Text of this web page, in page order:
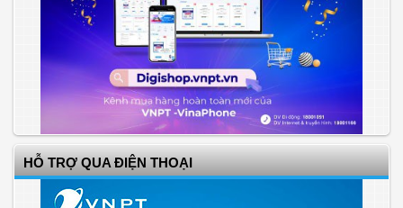
HỖ TRỢ QUA ĐIỆN THOẠI